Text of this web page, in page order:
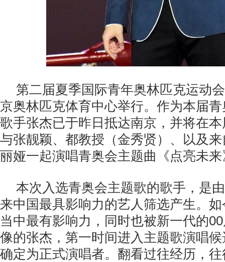
第二届夏季国际青年奥林匹克运动
京奥林匹克体育中心举行。作为本届
歌手张杰已于昨日抵达南京，并将在
与张靓颖、都教授（金秀贤）、以及
丽娅一起演唱青奥会主题曲《点亮未
本次入选青奥会主题歌的歌手，是
来中国最具影响力的艺人筛选产生。
当中最有影响力，同时也被新一代的
像的张杰，第一时间进入主题歌演唱
确定为正式演唱者。翻看过往经历，